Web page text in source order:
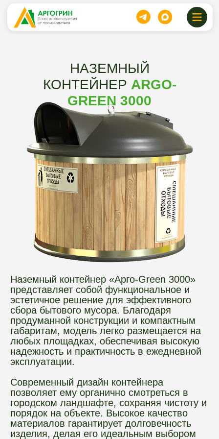
GREEN 3000
Наземный контейнер «Арго-Green 3000»
представляет собой функциональное и
эстетичное решение для эффективного
сбора бытового мусора. Благодаря
продуманной конструкции и компактным
габаритам, модель легко размещается на
любых площадках, обеспечивая высокую
надежность и практичность в ежедневной
эксплуатации.
позволяет ему органично смотреться в
городском ландшафте, сохраняя чистоту и
порядок на объекте. Высокое качество
материалов гарантирует долговечность
изделия, делая его идеальным выбором
для тех, кто ценит удобство размещения и
профессиональный подход к организации
системы обращения с отходами.
Где используется:придомовые
территории жилых домов, площадки возле
офисных и торговых центров, городские
парки, скверы, общественные
образовательных учреждений и зоны
отдыха.
Оформить заказ
ХАРАКТЕРИСТИКИ: